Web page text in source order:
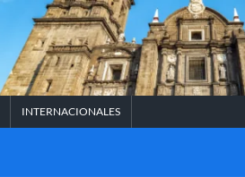
INTERNACIONALES